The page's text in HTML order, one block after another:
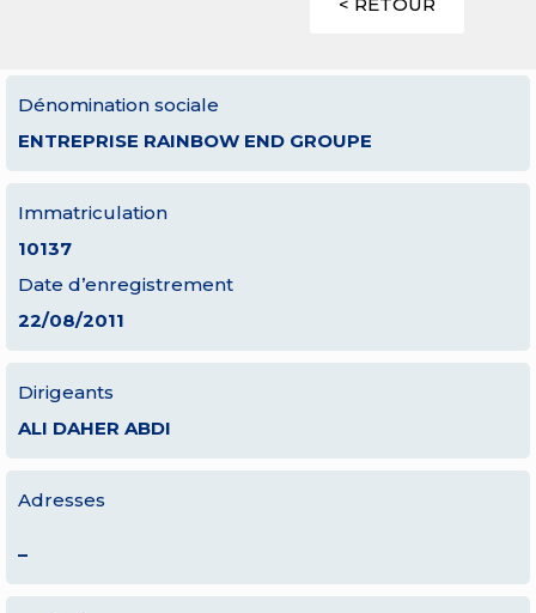
Dénomination sociale
ENTREPRISE RAINBOW END GROUPE
Immatriculation
10137
Date d’enregistrement
22/08/2011
Dirigeants
ALI DAHER ABDI
Adresses
–